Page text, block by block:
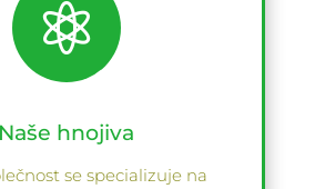

Naše hnojiva
se specializuje na